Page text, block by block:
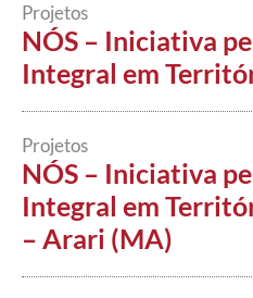
Projetos
NÓS – Iniciativa
Integral em
Projetos
NÓS – Iniciativa
Integral em
– Arari (MA)